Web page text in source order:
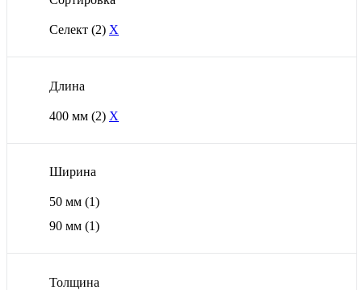
Селект (2) X
Длина
400 мм (2) X
Ширина
50 мм (1)
90 мм (1)
Толщина